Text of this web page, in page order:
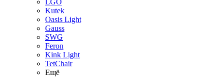
LGO
Kutek
Oasis Light
Gauss
SWG
Feron
Kink Light
TetСhair
Ещё